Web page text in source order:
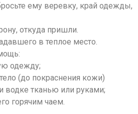
ему веревку, край одежды,
откуда пришли.
в теплое место.
одежду;
(до покраснения кожи)
водке тканью или руками;
горячим чаем.